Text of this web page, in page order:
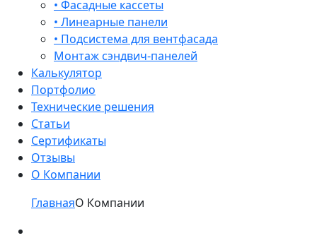
• Фасадные кассеты
• Линеарные панели
• Подсистема для вентфасада
Монтаж сэндвич-панелей
Калькулятор
Портфолио
Технические решения
Статьи
Сертификаты
Отзывы
О Компании
ГлавнаяО Компании